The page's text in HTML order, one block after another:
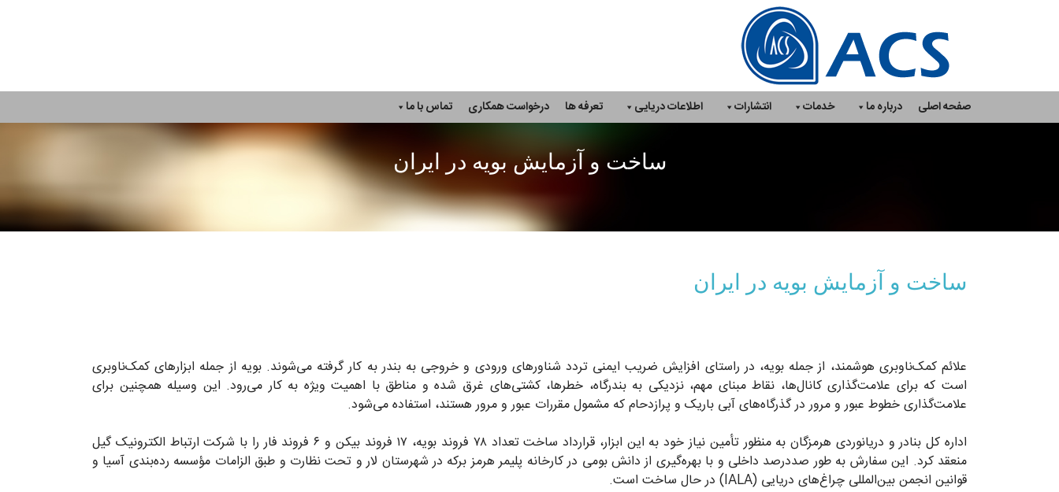
صفحه اصلی درباره ما خدمات انتشارات اطلاعات دریایی تعرفه ها درخواست همکاری تماس با ما
ساخت و آزمایش بویه در ایران
ساخت و آزمایش بویه در ایران
علائم‌ کمک‌ناوبری هوشمند، از جمله بویه، در راستای افزایش ضریب ایمنی تردد شناورهای ورودی و خروجی به بندر به کار گرفته می‌شوند. بویه از جمله ابزارهای کمک‌ناوبری
است که برای علامت‌گذاری کانال‌ها، نقاط مبنای مهم، نزدیکی به بندرگاه، خطرها، کشتی‌های غرق شده و مناطق با اهمیت ویژه به کار می‌رود. این وسیله همچنین برای
علامت‌گذاری خطوط عبور و مرور در گذرگاه‌های آبی باریک و پرازدحام که مشمول مقررات عبور و مرور هستند، استفاده می‌شود.
اداره کل بنادر و دریانوردی هرمزگان به منظور تأمین نیاز خود به این ابزار، قرارداد ساخت تعداد ۷۸ فروند بویه، ۱۷ فروند بیکن و ۶ فروند فار را با شرکت ارتباط الکترونیک گیل
منعقد کرد. این سفارش به طور صددرصد داخلی و با بهره‌گیری از دانش بومی در کارخانه پلیمر هرمز برکه در شهرستان لار و تحت نظارت و طبق الزامات مؤسسه رده‌بندی آسیا و
قوانین انجمن بین‌المللی چراغ‌های دریایی (IALA) در حال ساخت است.